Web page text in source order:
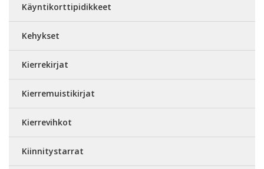
Käyntikorttipidikkeet
Kehykset
Kierrekirjat
Kierremuistikirjat
Kierrevihkot
Kiinnitystarrat